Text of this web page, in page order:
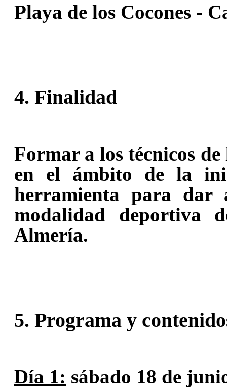
Playa de los Cocones -
4. Finalidad
Formar a los técnicos
en el ámbito de la
herramienta para dar
modalidad deportiva
Almería.
5. Programa y
Día 1: sábado 18 de